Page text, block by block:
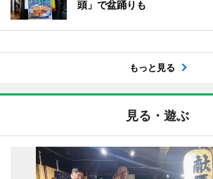
頭」で盆踊りも
もっと見る
見る・遊ぶ